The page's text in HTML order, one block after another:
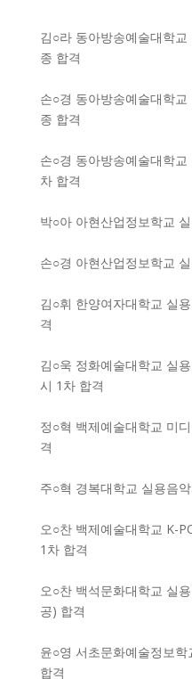
김○라 동아방송예술대학
종 합격
손○경 동아방송예술대학
종 합격
손○경 동아방송예술대학
차 합격
박○아 아현산업정보학교
손○경 아현산업정보학교
김○휘 한양여자대학교 실
격
김○욱 정화예술대학교 실
시 1차 합격
정○혁 백제예술대학교 미
격
주○혁 경복대학교 실용음
오○찬 백제예술대학교 K-
1차 합격
오○찬 백석문화대학교 실
공) 합격
윤○영 서초문화예술정보
합격